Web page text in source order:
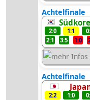
Achtelfinale
2:0 1:1
2:1
3:5 1:0
Achtelfinale
2:2 1:0